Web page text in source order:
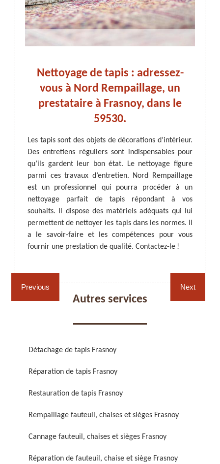
ARTISAN DEZITTER, REMPAILLAGE -
CANNAGE - RECOLLAGE, 59 NORD
chaises et sièges 59
Cannage fauteuil, chaises
et sièges 59
chaise et siège 59
Previous
et
ils
vous
de
le et
si
Nettoyage de tapis : adressez-
vous à Nord Rempaillage, un
prestataire à Frasnoy, dans le
59530.
Les tapis sont des objets de décorations d’intérieur.
Des entretiens réguliers sont indispensables pour
qu’ils gardent leur bon état. Le nettoyage figure
parmi ces travaux d’entretien. Nord Rempaillage
est un professionnel qui pourra procéder à un
nettoyage parfait de tapis répondant à vos
souhaits. Il dispose des matériels adéquats qui lui
permettent de nettoyer les tapis dans les normes. Il
a le savoir-faire et les compétences pour vous
fournir une prestation de qualité. Contactez-le !
Les
les
il
faire
site
de
Next
Autres services
Détachage de tapis Frasnoy
Réparation de tapis Frasnoy
Restauration de tapis Frasnoy
Rempaillage fauteuil, chaises et sièges Frasnoy
Cannage fauteuil, chaises et sièges Frasnoy
Réparation de fauteuil, chaise et siège Frasnoy